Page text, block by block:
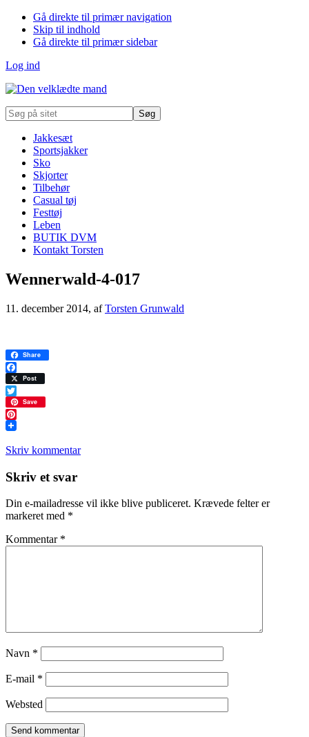
Gå direkte til primær navigation
Skip til indhold
Gå direkte til primær sidebar
Log ind
Søg
på
Jakkesæt
Sportsjakker
Sko
Skjorter
Tilbehør
Casual tøj
Festtøj
Leben
BUTIK DVM
Kontakt Torsten
Wennerwald-4-017
11. december 2014, afTorsten Grunwald
Share
Facebook
Post
Twitter
Save
Pinterest
Skriv kommentar
Læserinteraktioner
Skriv et svar
Din e-mailadresse vil ikke blive publiceret. Krævede felter er
markeret med *
Kommentar *
Navn *
E-mail *
Websted